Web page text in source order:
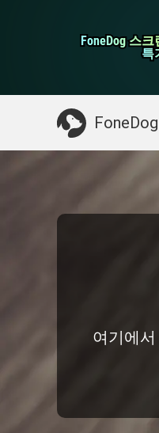
FoneDog 스
FoneDog 스
특
특
FoneDog
iPhone 클리너
필요한 것 :
여기에